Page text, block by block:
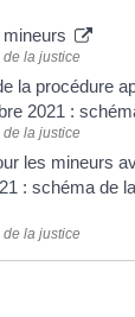
la justice
la procédure
2021 :
la justice
les mineurs
: schéma de
la justice